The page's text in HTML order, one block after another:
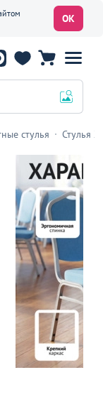
ОК
стулья Стулья